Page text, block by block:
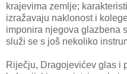
krajevima zemlje;
izražavaju naklonost i
imponira njegova glazbena
služi se s još nekoliko
Riječju, Dragojevićev glas i